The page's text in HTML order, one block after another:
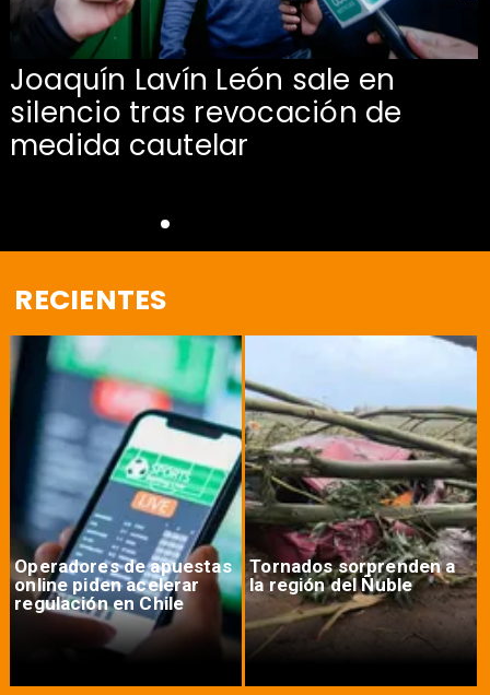
Joaquín Lavín León sale en
silencio tras revocación de
medida cautelar
RECIENTES
Operadores de apuestas
online piden acelerar
regulación en Chile
Tornados sorprenden a
la región del Ñuble